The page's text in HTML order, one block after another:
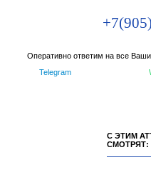
Оперативно ответим на все
Telegram
С ЭТИМ
СМОТРЯТ: